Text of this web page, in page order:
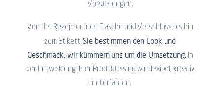
Vorstellungen.
Von der Rezeptur über Flasche und Verschluss bis hin
zum Etikett: Sie bestimmen den Look und
Geschmack, wir kümmern uns um die Umsetzung.In
der Entwicklung Ihrer Produkte sind wir flexibel, kreativ
und erfahren.